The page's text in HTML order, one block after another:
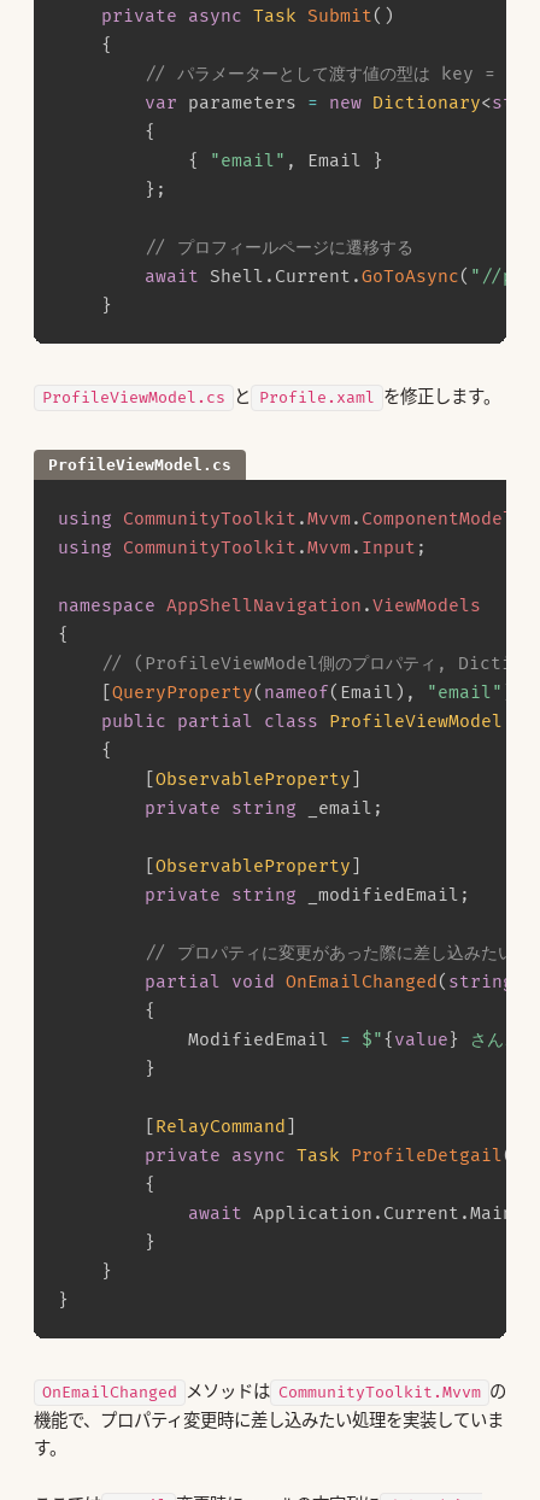
private
async Task Submit( )
{
// パラメーターとして渡す値の型は key
var parameters = new Dictionary<
{
{
"email" , Email
}
} ;
// プロフィールページに遷移する
await Shell . Current .GoToAsync( "//
}
ProfileViewModel.cs と Profile.xaml を修正します。
ProfileViewModel.cs
using CommunityToolkit .Mvvm . ComponentModel
using
CommunityToolkit .Mvvm . Input ;
namespace AppShellNavigation .ViewModels
{
// (ProfileViewModel側のプロパティ,
QueryProperty( nameof( Email ) , "email"
public
partial class ProfileViewModel
{
ObservableProperty
private
string _email ;
ObservableProperty
private
string _modifiedEmail ;
// プロパティに変更があった際に差し込みたい処
partial
void OnEmailChanged ( string
{
            ModifiedEmail
= $"{ value }
さん、
}
RelayCommand
private
async Task ProfileDetgail(
{
await Application . Current .
}
}
}
OnEmailChanged メソッドは CommunityToolkit.Mvvm の
機能で、プロパティ変更時に差し込みたい処理を実装していま
す。